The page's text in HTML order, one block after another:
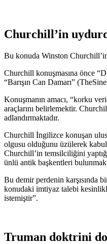
Churchill’in
Bu konuda Winston
Churchill konuşmasına önce
“Barışın Can Damarı”
Konuşmanın amacı, “korku
araçlarını belirlemektir.
adlandırmaktadır.
Churchill İngilizce konuşan
olgusu olduğunu üzülerek kabul
Churchill’in temsilciliğini
ünlü antik başkentleri
Bu demir perdenin karşısında
konudaki imtiyaz talebi
istemiştir”.
Truman doktrini